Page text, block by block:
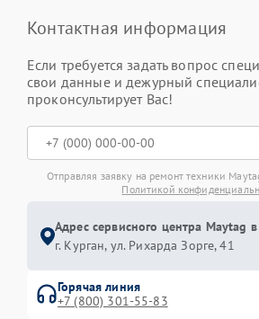
Контактная информация
Если требуется задать вопрос
свои данные и дежурный
проконсультирует Вас!
Отправляя заявку на ремонт техники
Политикой
Адрес сервисного центра Maytag
г. Курган, ул. Рихарда Зорге, 41
Горячая линия
+7 (800) 301-55-83